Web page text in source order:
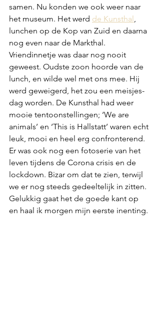
samen. Nu konden we ook weer naar
het museum. Het werd de Kunsthal ,
lunchen op de Kop van Zuid en daarna
nog even naar de Markthal.
Vriendinnetje was daar nog nooit
geweest. Oudste zoon hoorde van de
lunch, en wilde wel met ons mee. Hij
werd geweigerd, het zou een meisjes-
dag worden. De Kunsthal had weer
mooie tentoonstellingen; ‘We are
animals’ en ‘This is Hallstatt’ waren echt
leuk, mooi en heel erg confronterend.
Er was ook nog een fotoserie van het
leven tijdens de Corona crisis en de
lockdown. Bizar om dat te zien, terwijl
we er nog steeds gedeeltelijk in zitten.
Gelukkig gaat het de goede kant op
en haal ik morgen mijn eerste inenting.